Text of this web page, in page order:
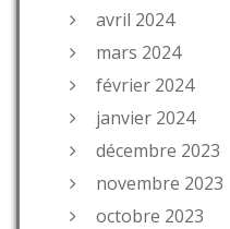
avril 2024
mars 2024
février 2024
janvier 2024
décembre 2023
novembre 2023
octobre 2023